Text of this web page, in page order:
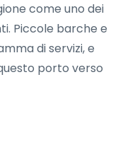
come uno dei
Piccole barche e
di servizi, e
porto verso